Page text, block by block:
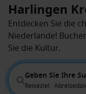
Harlingen
Entdecken Sie die
Niederlande!
Sie die Kultur.
Geben Sie Ihre
Reiseziel ·